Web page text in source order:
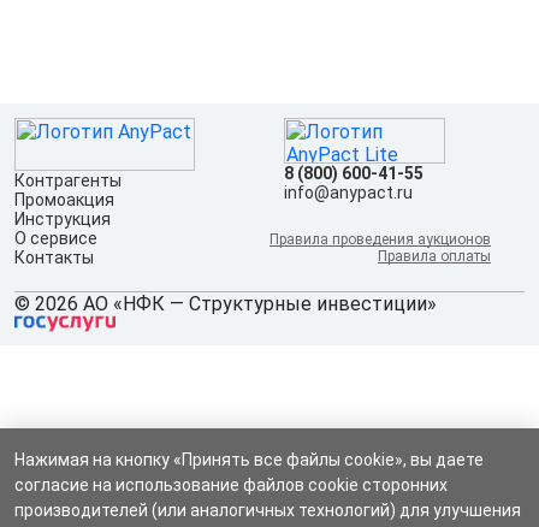
Контрагенты
Промоакция
Инструкция
О сервисе
Контакты
8 (800) 600-41-55
info@anypact.ru
Правила проведения аукционов
Правила оплаты
© 2026 АО «НФК — Структурные инвестиции»
Нажимая на кнопку «Принять все файлы cookie», вы даете
согласие на использование файлов cookie сторонних
производителей (или аналогичных технологий) для улучшения